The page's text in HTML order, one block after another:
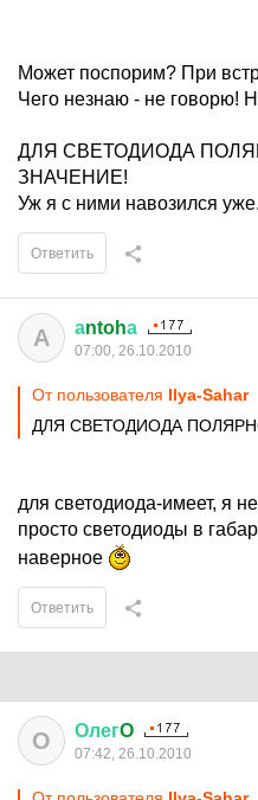
Может поспорим? При
Чего незнаю - не говорю!
ДЛЯ СВЕТОДИОДА
ЗНАЧЕНИЕ!
Уж я с ними навозился уже.
Ответить
А аntohа
07:00, 26.10.2010
От пользователя Ilya-Sahar
ДЛЯ СВЕТОДИОДА
для светодиода-имеет, я
просто светодиоды в
наверное
Ответить
О ОлегO
07:42, 26.10.2010